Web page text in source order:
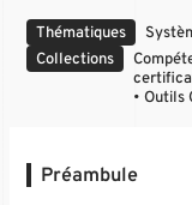
Thématiques
Collections
• Outils
Préambule